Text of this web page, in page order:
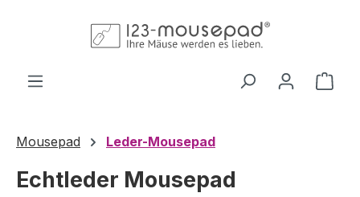
Mousepad Leder-Mousepad
Echtleder Mousepad